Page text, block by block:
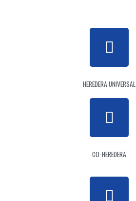
HEREDERA UNIVERSAL
CO-HEREDERA